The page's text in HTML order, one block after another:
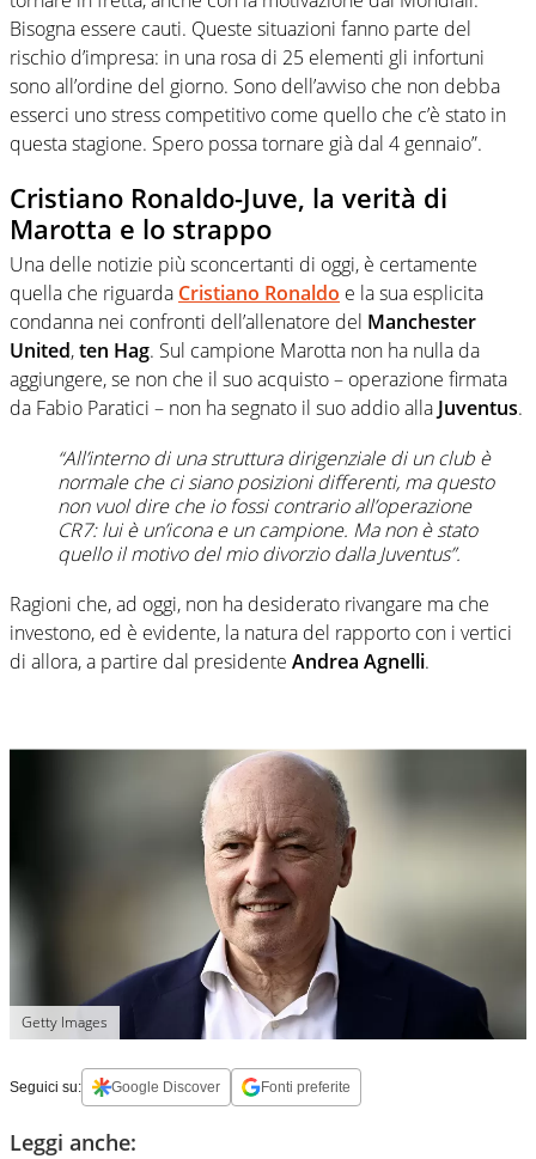
Bisogna essere cauti. Queste situazioni fanno parte del
rischio d’impresa: in una rosa di 25 elementi gli infortuni
sono all’ordine del giorno. Sono dell’avviso che non debba
esserci uno stress competitivo come quello che c’è stato in
questa stagione. Spero possa tornare già dal 4 gennaio”.
Cristiano Ronaldo-Juve, la verità di
Marotta e lo strappo
Una delle notizie più sconcertanti di oggi, è certamente
quella che riguarda Cristiano Ronaldo e la sua esplicita
condanna nei confronti dell’allenatore del Manchester
United,ten Hag. Sul campione Marotta non ha nulla da
aggiungere, se non che il suo acquisto – operazione firmata
da Fabio Paratici – non ha segnato il suo addio alla Juventus.
“All’interno di una struttura dirigenziale di un club è
normale che ci siano posizioni differenti, ma questo
non vuol dire che io fossi contrario all’operazione
CR7: lui è un’icona e un campione. Ma non è stato
quello il motivo del mio divorzio dalla Juventus”.
Ragioni che, ad oggi, non ha desiderato rivangare ma che
investono, ed è evidente, la natura del rapporto con i vertici
di allora, a partire dal presidente Andrea Agnelli.
Getty Images
Seguici su: Google Discover Fonti preferite
Leggi anche: